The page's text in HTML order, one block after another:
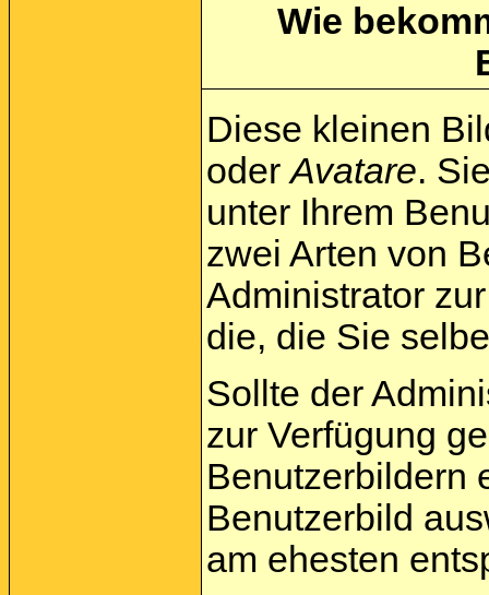
Wie
Diese kleinen
oderAvatare.
unter Ihrem
zwei Arten von
Administrator
die, die Sie
Sollte der
zur Verfügung
Benutzerbildern
Benutzerbild
am ehesten